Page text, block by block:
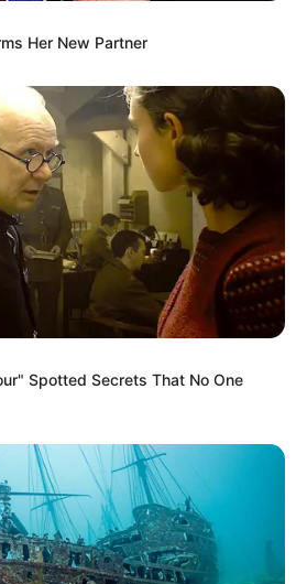
W GOOGLE NEWS, BY BYĆ NA
Her New Partner
Spotted Secrets That No One